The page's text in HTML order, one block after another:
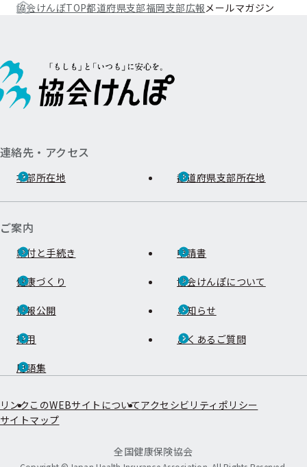
協会けんぽTOP都道府県支部福岡支部広報メールマガジン
連絡先・アクセス
本部所在地 都道府県支部所在地
ご案内
給付と手続き 申請書
健康づくり 協会けんぽについて
情報公開 お知らせ
採用 よくあるご質問
用語集
リンク このWEBサイトについてアクセシビリティポリシー
サイトマップ
全国健康保険協会